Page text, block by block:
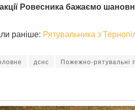
Ровесника бажаємо
раніше: Рятувальника з
дснс Пожежно-рятувальні